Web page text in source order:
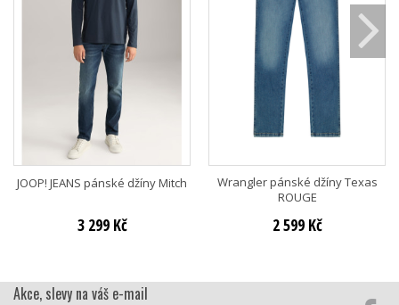
JOOP! JEANS pánské džíny Mitch
3 299 Kč
Wrangler pánské džíny Texas
ROUGE
2 599 Kč
Akce, slevy na váš e-mail